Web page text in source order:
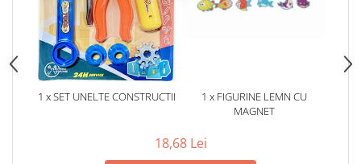
1 x SET UNELTE CONSTRUCTII
1 x FIGURINE LEMN CU
MAGNET
18,68 Lei